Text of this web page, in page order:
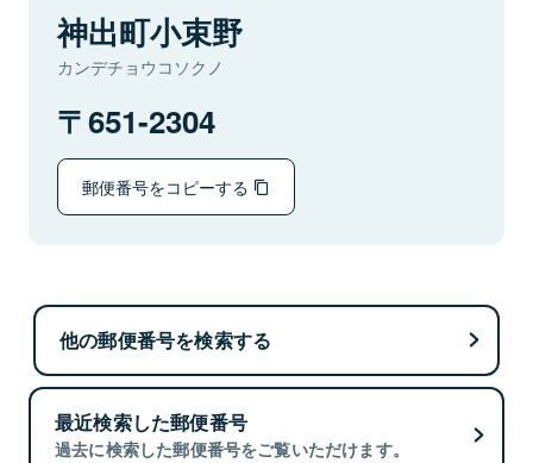
神出町小束野
カンデチョウコソクノ
651-2304
郵便番号をコピーする
他の郵便番号を検索する
最近検索した郵便番号
過去に検索した郵便番号をご覧いただけます。